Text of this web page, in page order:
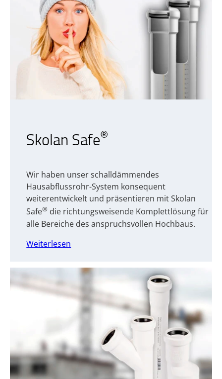
Skolan Safe®
Wir haben unser schalldämmendes
Hausabflussrohr-System konsequent
weiterentwickelt und präsentieren mit Skolan
Safe® die richtungsweisende Komplettlösung für
alle Bereiche des anspruchsvollen Hochbaus.
Weiterlesen